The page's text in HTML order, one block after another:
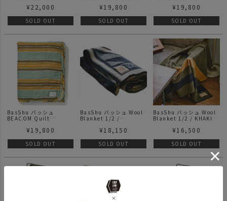
¥22,000
SOLD OUT
¥19,800
SOLD OUT
¥19,800
SOLD OUT
BasShu バッシュ
BEACOM Quilt
¥19,800
SOLD OUT
BasShu バッシュ Wool
Blanket 1/2 /
GRAY ハーフサイズ
¥18,150
SOLD OUT
BasShu バッシュ Wool
Blanket 1/2 / KHAKI x
¥16,500
SOLD OUT